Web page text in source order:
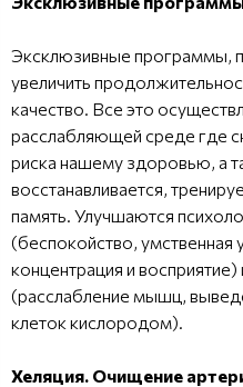
Эксклюзивные программы,
увеличить
качество. Все это
расслабляющей среде где
риска нашему здоровью, а
восстанавливается,
память. Улучшаются
(беспокойство, умственная
концентрация и
(расслабление мышц,
клеток кислородом).
Хеляция. Очищение